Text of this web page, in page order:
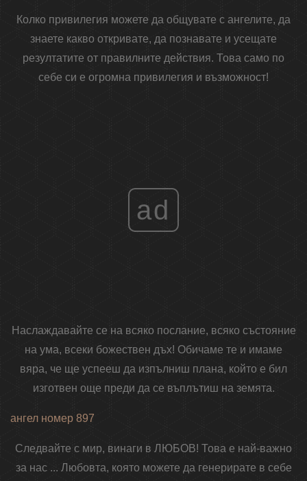
Колко привилегия можете да общувате с ангелите, да
знаете какво откривате, да познавате и усещате
резултатите от правилните действия. Това само по
себе си е огромна привилегия и възможност!
ad
Наслаждавайте се на всяко послание, всяко състояние
на ума, всеки божествен дъх! Обичаме те и имаме
вяра, че ще успееш да изпълниш плана, който е бил
изготвен още преди да се въплътиш на земята.
ангел номер 897
Следвайте с мир, винаги в ЛЮБОВ! Това е най-важно
за нас ... Любовта, която можете да генерирате в себе